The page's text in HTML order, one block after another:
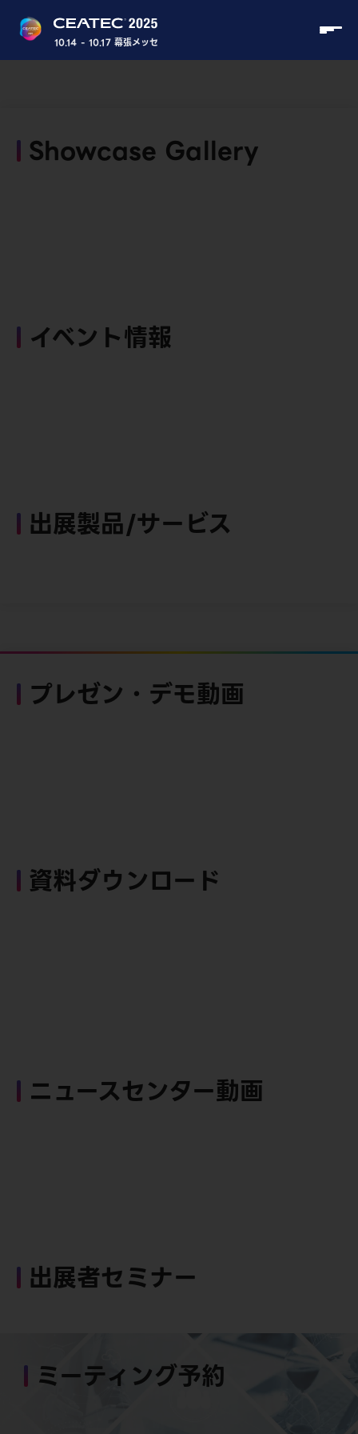
10.14 - 10.17 幕張メッセ
Showcase Gallery
イベント情報
出展製品/サービス
プレゼン・デモ動画
資料ダウンロード
ニュースセンター動画
出展者セミナー
ミーティング予約